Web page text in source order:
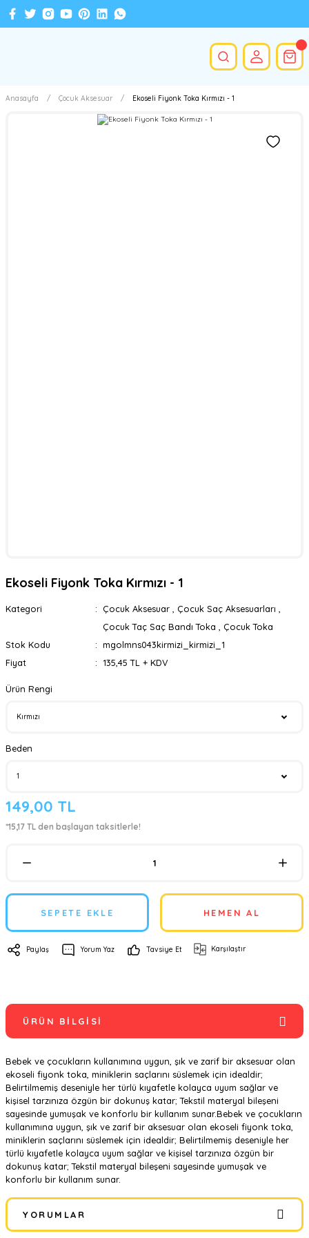
Anasayfa Çocuk Aksesuar Ekoseli Fiyonk Toka Kırmızı - 1
Ekoseli Fiyonk Toka Kırmızı - 1
Kategori Çocuk Aksesuar Çocuk Saç Aksesuarları
Çocuk Taç Saç Bandı Toka
Çocuk Toka
Stok Kodu
mgolmns043kirmizi_kirmizi_1
Fiyat
135,45 TL + KDV
Ürün Rengi
Beden
149,00 TL
*15,17 TL den başlayan taksitlerle!
SEPETE EKLE HEMEN AL
Paylaş Yorum Yaz Tavsiye Et Karşılaştır
ÜRÜN BILGISI
Bebek ve çocukların kullanımına uygun, şık ve zarif bir aksesuar olan
ekoseli fiyonk toka, miniklerin saçlarını süslemek için idealdir;
Belirtilmemiş deseniyle her türlü kıyafetle kolayca uyum sağlar ve
kişisel tarzınıza özgün bir dokunuş katar; Tekstil materyal bileşeni
sayesinde yumuşak ve konforlu bir kullanım sunar.Bebek ve çocukların
kullanımına uygun, şık ve zarif bir aksesuar olan ekoseli fiyonk toka,
miniklerin saçlarını süslemek için idealdir; Belirtilmemiş deseniyle her
türlü kıyafetle kolayca uyum sağlar ve kişisel tarzınıza özgün bir
dokunuş katar; Tekstil materyal bileşeni sayesinde yumuşak ve
konforlu bir kullanım sunar.
YORUMLAR